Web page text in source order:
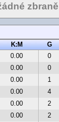
zbraně
K:M G
0.00 0
0.00 0
0.00 1
0.00 4
0.00 2
0.00 2